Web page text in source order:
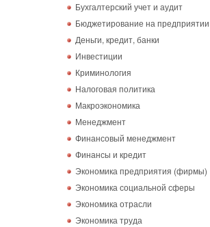
Бухгалтерский учет и аудит
Бюджетирование на предприятии
Деньги, кредит, банки
Инвестиции
Криминология
Налоговая политика
Макроэкономика
Менеджмент
Финансовый менеджмент
Финансы и кредит
Экономика предприятия (фирмы)
Экономика социальной сферы
Экономика отрасли
Экономика труда